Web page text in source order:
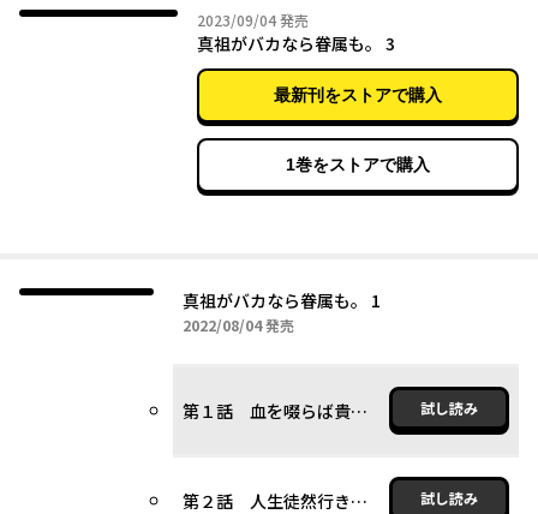
2023/09/042023年09月04日
発売
真祖がバカなら眷属も。 3
最新刊をストアで購入
1巻をストアで購入
真祖がバカなら眷属も。 1
2022/08/042022年08月04日
発売
第１話 血を啜らば貴様も家族 試し読み
第２話 人生徒然行き当たり也 試し読み